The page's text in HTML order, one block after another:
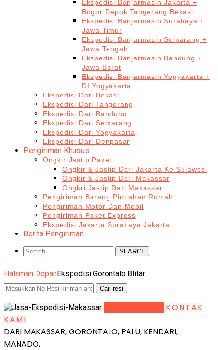
Ekspedisi Banjarmasin Jakarta +
Bogor Depok Tangerang Bekasi
Ekspedisi Banjarmasin Surabaya +
Jawa Timur
Ekspedisi Banjarmasin Semarang +
Jawa Tengah
Ekspedisi Banjarmasin Bandung +
Jawa Barat
Ekspedisi Banjarmasin Yogyakarta +
DI Yogyakarta
Ekspedisi Dari Bekasi
Ekspedisi Dari Tangerang
Ekspedisi Dari Bandung
Ekspedisi Dari Semarang
Ekspedisi Dari Yogyakarta
Ekspedisi Dari Denpasar
Pengiriman Khusus
Ongkir Jastip Paket
Ongkir & Jastip Dari Jakarta Ke Sulawesi
Ongkir & Jastip Dari Makassar
Ongkri Jastip Dari Makassar
Pengiriman Barang Pindahan Rumah
Pengiriman Motor Dan Mobil
Pengiriman Paket Express
Ekspedisi Jakarta Surabaya Jakarta
Berita Pengiriman
SEARCH
Halaman DepanEkspedisi Gorontalo Blitar
KONTAK
KAMI
DARI MAKASSAR, GORONTALO, PALU, KENDARI,
MANADO,